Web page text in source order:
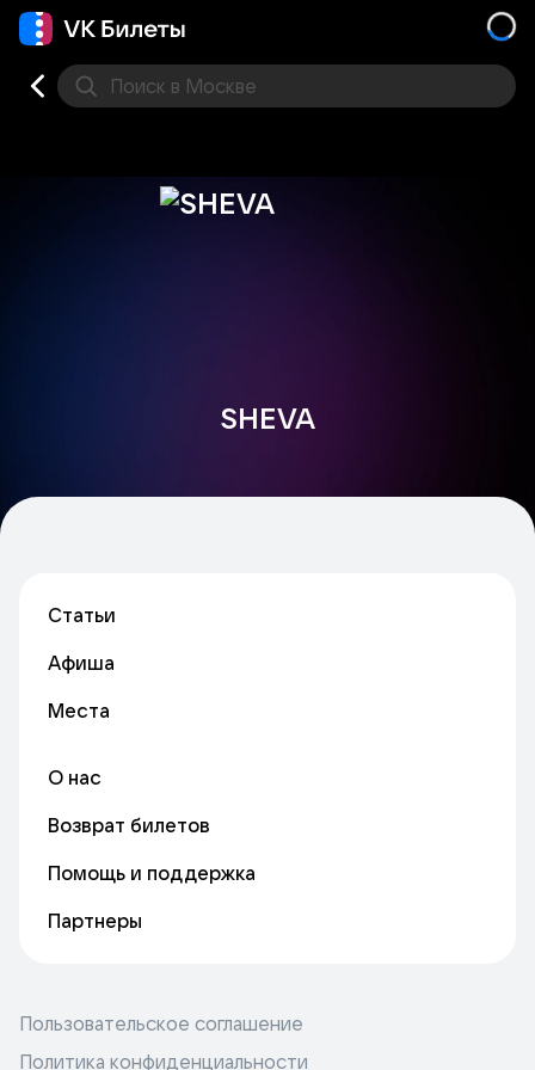
Поиск в Москве
SHEVA
Статьи
Афиша
Места
О нас
Возврат билетов
Помощь и поддержка
Партнеры
Пользовательское соглашение
Политика конфиденциальности